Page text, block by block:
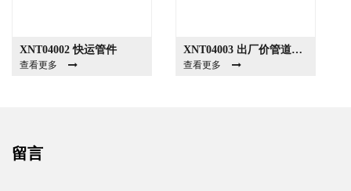
XNT04002 快运管件
查看更多
XNT04003 出厂价管道和配件
查看更多
留言